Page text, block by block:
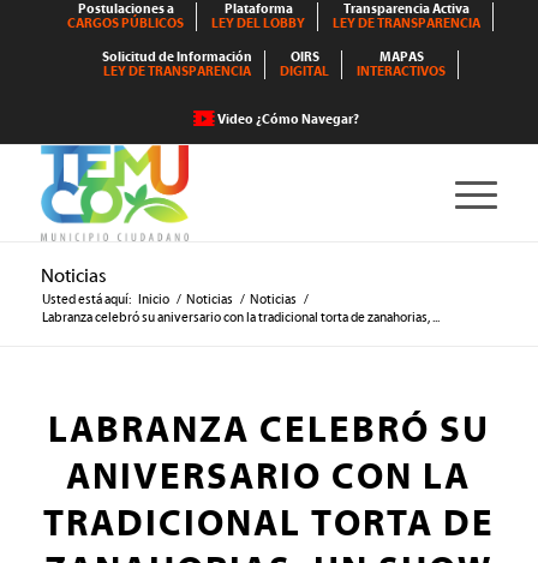
Postulaciones a
CARGOS PÚBLICOS
Plataforma
LEY DEL LOBBY
Transparencia Activa
LEY DE TRANSPARENCIA
Solicitud de Información
LEY DE TRANSPARENCIA
OIRS
DIGITAL
MAPAS
INTERACTIVOS
Video ¿Cómo Navegar?
Noticias
Usted está aquí: Inicio / Noticias / Noticias /
Labranza celebró su aniversario con la tradicional torta de zanahorias, ...
LABRANZA CELEBRÓ SU
ANIVERSARIO CON LA
TRADICIONAL TORTA DE